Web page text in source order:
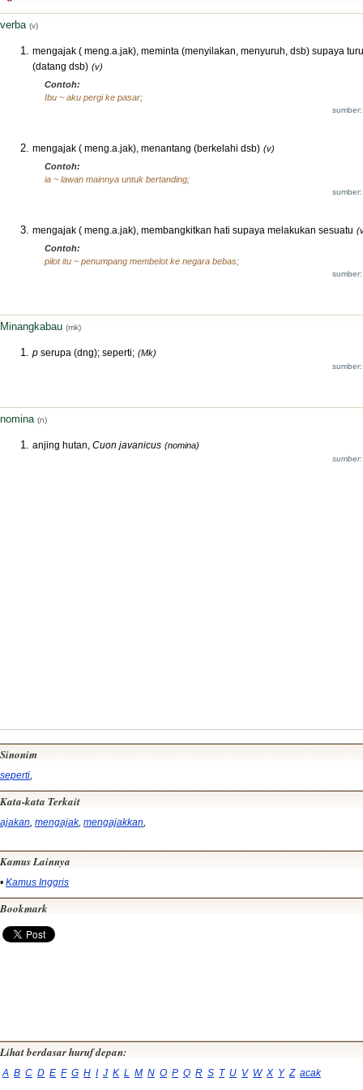
verba (v)
mengajak ( meng.a.jak), meminta (menyilakan, menyuruh, dsb) supaya
(datang dsb) (v)
Contoh:
Ibu ~ aku pergi ke pasar;
mengajak ( meng.a.jak), menantang (berkelahi dsb) (v)
Contoh:
ia ~ lawan mainnya untuk bertanding;
mengajak ( meng.a.jak), membangkitkan hati supaya melakukan sesuatu
Contoh:
pilot itu ~ penumpang membelot ke negara bebas;
Minangkabau (mk)
p serupa (dng); seperti; (Mk)
nomina (n)
anjing hutan, Cuon javanicus (nomina)
Sinonim
seperti
Kata-kata Terkait
ajakan, mengajak, mengajakkan,
Kamus Lainnya
• Kamus Inggris
Bookmark
Lihat berdasar huruf depan:
A B C D E F G H I J K L M N O P Q R S T U V W X Y Z acak